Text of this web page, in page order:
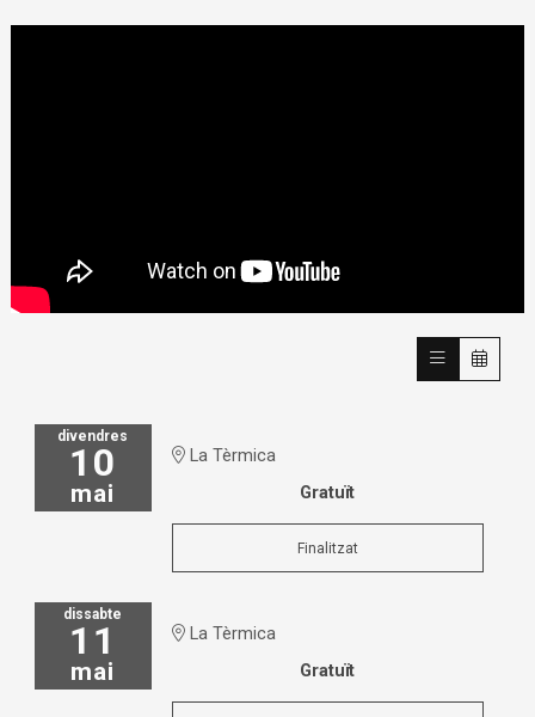
divendres
10
mai
La Tèrmica
Gratuït
Finalitzat
dissabte
11
mai
La Tèrmica
Gratuït